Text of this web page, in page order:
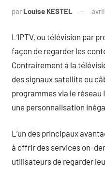
par Louise KESTEL
L’IPTV, ou télévision par
façon de regarder les
Contrairement à la
des signaux satellite ou
programmes via le
une personnalisation
L’un des principaux
à offrir des services on-
utilisateurs de regarder